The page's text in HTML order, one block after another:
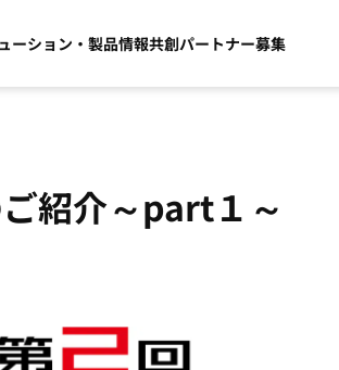
ーション・製品情報共創パートナー募集
紹介～part１～